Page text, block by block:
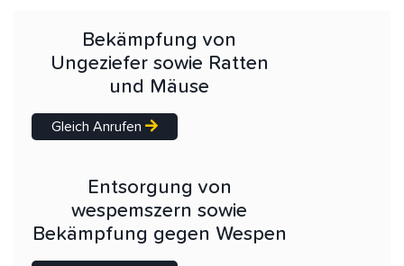
Bekämpfung von
Ungeziefer sowie Ratten
und Mäuse
Gleich Anrufen
Entsorgung von
wespemszern sowie
Bekämpfung gegen Wespen